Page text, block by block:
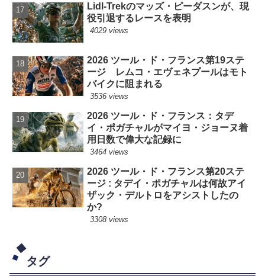
Lidl-Trekのマッズ・ピーダスンが、現
役引退するレースを表明
4029 views
2026 ツール・ド・フランス第19ステ
ージ レムコ・エヴェネプールはモト
バイクに阻まれる
3536 views
2026 ツール・ド・フランス：タデ
イ・ポガチャルがマイヨ・ジョーヌ着
用日数で偉大な記録に
3464 views
2026 ツール・ド・フランス第20ステ
ージ : タデイ・ポガチャルは何故アイ
ザック・デルトロをアシストしたの
か?
3308 views
タグ